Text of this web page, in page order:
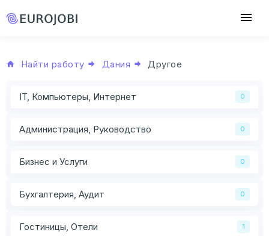
Найти работу Дания Другое
IT, Компьютеры, Интернет 0
Администрация, Руководство 0
Бизнес и Услуги 0
Бухгалтерия, Аудит 0
Гостиницы, Отели 1